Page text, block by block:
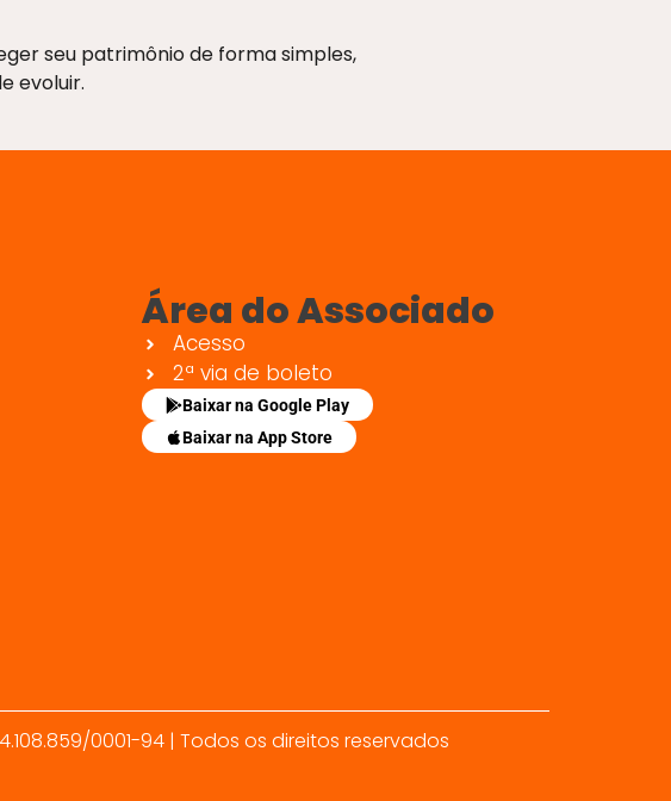
seu patrimônio de forma simples,
evoluir.
Área do Associado
Acesso
2ª via de boleto
Baixar na Google Play
Baixar na App Store
0001-94 | Todos os direitos reservados